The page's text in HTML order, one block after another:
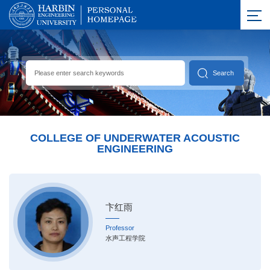
COLLEGE OF UNDERWATER ACOUSTIC
ENGINEERING
卞红雨
Professor
水声工程学院